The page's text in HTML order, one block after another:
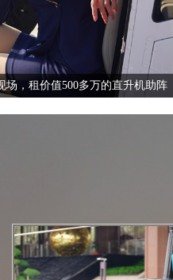
场，租价值500多万的直升机助阵